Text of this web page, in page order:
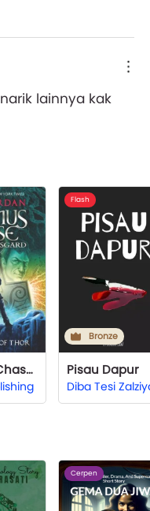
lainnya kak
Magnus Chase and the Gods of Asgard
Flash
Bronze
Pisau Dapur
Diba Tesi
Cerpen